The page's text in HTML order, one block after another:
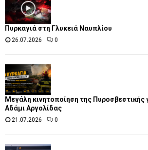
Πυρκαγιά στη Γλυκειά Ναυπλίου
26.07.2026 0
Μεγάλη κινητοποίηση της Πυροσβεστικής
Αδάμι Αργολίδας
21.07.2026 0